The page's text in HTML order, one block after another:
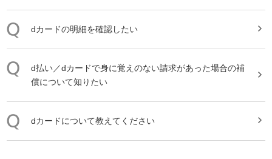
dカードの明細を確認したい
d払い／dカードで身に覚えのない請求があった場合の補
償について知りたい
dカードについて教えてください